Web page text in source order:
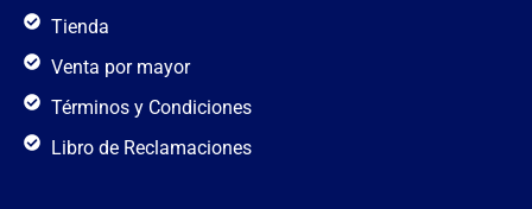
Tienda
Venta por mayor
Términos y Condiciones
Libro de Reclamaciones